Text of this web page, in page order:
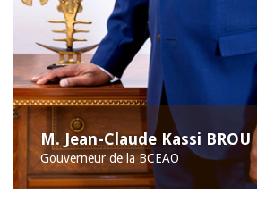
M. Jean-Claude Kassi BROU
Gouverneur de la BCEAO